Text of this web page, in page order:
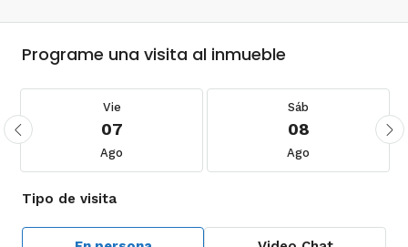
Programe una visita al inmueble
Vie
07
Ago
Sáb
08
Ago
Tipo de visita